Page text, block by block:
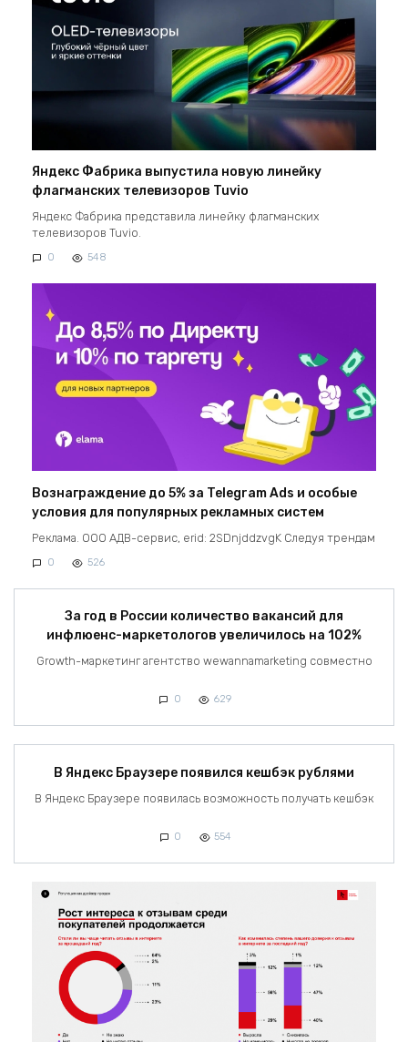
Яндекс Фабрика выпустила новую линейку
флагманских телевизоров Tuvio
Яндекс Фабрика представила линейку флагманских
телевизоров Tuvio.
0 548
Вознаграждение до 5% за Telegram Ads и особые
условия для популярных рекламных систем
Реклама. ООО АДВ-сервис, erid: 2SDnjddzvgK Следуя трендам
0 526
За год в России количество вакансий для
инфлюенс-маркетологов увеличилось на 102%
Growth-маркетинг агентство wewannamarketing совместно
0 629
В Яндекс Браузере появился кешбэк рублями
В Яндекс Браузере появилась возможность получать кешбэк
0 554